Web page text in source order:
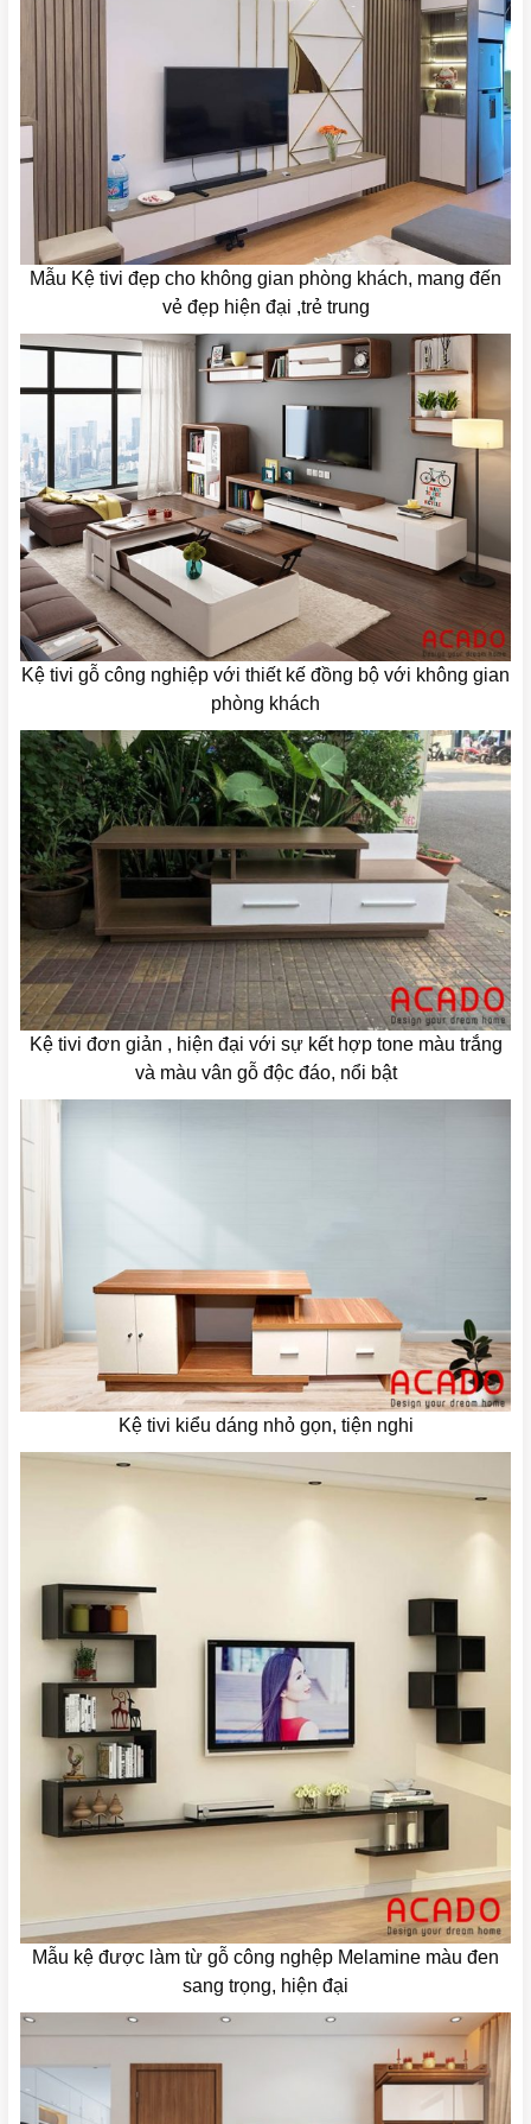
Mẫu Kệ tivi đẹp cho không gian phòng khách, mang đến
vẻ đẹp hiện đại ,trẻ trung
Kệ tivi gỗ công nghiệp với thiết kế đồng bộ với không gian
phòng khách
Kệ tivi đơn giản , hiện đại với sự kết hợp tone màu trắng
và màu vân gỗ độc đáo, nổi bật
Kệ tivi kiểu dáng nhỏ gọn, tiện nghi
Mẫu kệ được làm từ gỗ công nghệp Melamine màu đen
sang trọng, hiện đại